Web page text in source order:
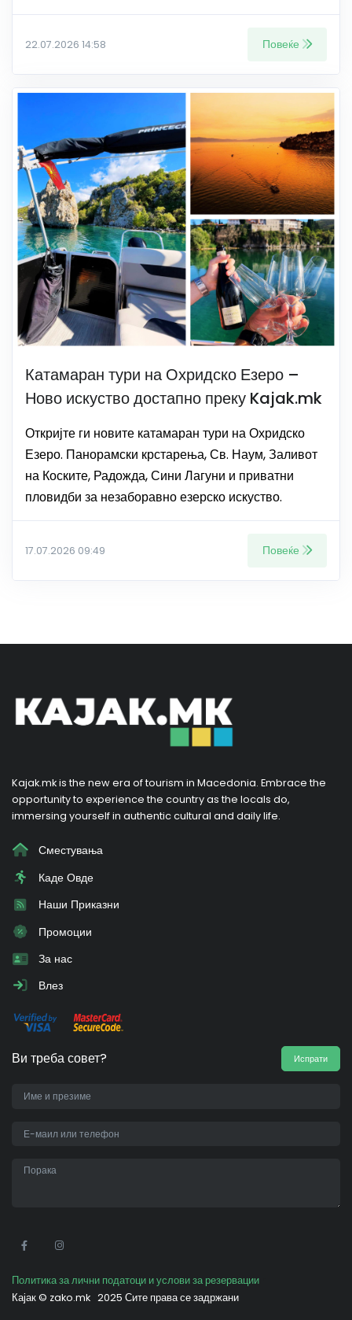
22.07.2026 14:58 Повеќе
Катамаран тури на Охридско Езеро –
Ново искуство достапно преку Kajak.mk
Откријте ги новите катамаран тури на Охридско
Езеро. Панорамски крстарења, Св. Наум, Заливот
на Коските, Радожда, Сини Лагуни и приватни
пловидби за незаборавно езерско искуство.
17.07.2026 09:49 Повеќе
Kajak.mk is the new era of tourism in Macedonia. Embrace the
opportunity to experience the country as the locals do,
immersing yourself in authentic cultural and daily life.
Сместувања
Каде Овде
Наши Приказни
Промоции
За нас
Влез
Ви треба совет? Испрати
Политика за лични податоци и услови за резервации
Кајак © zako.mk 2025 Сите права се задржани